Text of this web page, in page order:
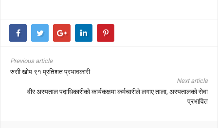
Previous article
रुसी खोप ९१ प्रतिशत प्रभावकारी
Next article
वीर अस्पताल पदाधिकारीको कार्यकक्षमा कर्मचारीले लगाए ताला, अस्पतालको सेवा
प्रभावित